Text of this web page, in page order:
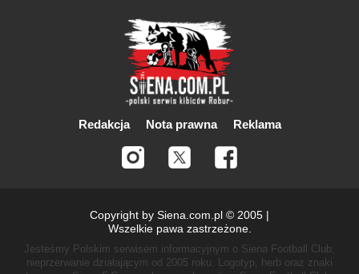
Redakcja Nota prawna Reklama
Copyright by Siena.com.pl © 2005 |
Wszelkie pawa zastrzeżone.
Jesteśmy Polskim serwisem informacyjnym o Siena Football Club,
nieprzerwanie działającym od 2005 roku. Logotyp, herb oraz znaki